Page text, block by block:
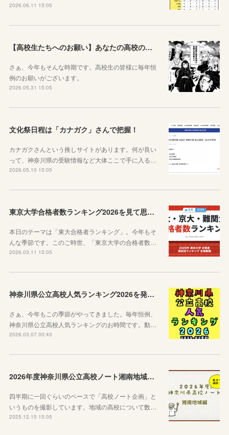
2026.06.11 15:05
【高校生たちへのお願い】あなたの高校の魅力を教えてください。
さぁ、今年もそんな時期です。高校生の皆様に毎年恒
例のお願いがございます。
2026.05.31 15:05
文化祭日程は「カナガク」さんで把握！
カナガクさんという推しサイトがあります。何が良い
って、神奈川県の受験情報など大体ここで手に入る…
2026.05.10 15:05
東京大学合格者数ランキング2026を見て思うこと
本日のテーマは「東大合格者ランキング」。今年もそ
んな季節です。このご時世、「東京大学の合格者数…
2026.03.11 15:05
神奈川県公立高校人気ランキング2026を発表します！
さぁ、今年もこの季節がやってきました。毎年恒例、
神奈川県公立高校人気ランキングのお時間です。動…
2026.03.07 00:43
2026年度神奈川県公立高校ノート湘南地域編を公開します！
四半期に一回ぐらいのペースで「高校ノート企画」と
いうものを撮影しています。地域の高校について数…
2025.12.15 15:05